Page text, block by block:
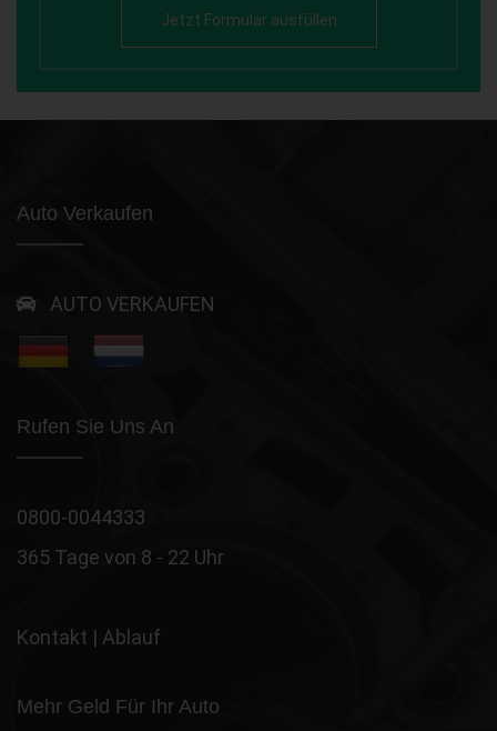
Jetzt Formular ausfüllen
Auto Verkaufen
AUTO VERKAUFEN
Rufen Sie Uns An
0800-0044333
365 Tage von 8 - 22 Uhr
Kontakt | Ablauf
Mehr Geld Für Ihr Auto